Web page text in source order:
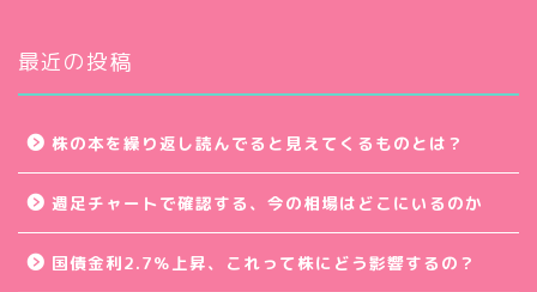
ブ
最近の投稿
株の本を繰り返し読んでると見えてくるものとは？
週足チャートで確認する、今の相場はどこにいるのか
国債金利2.7％上昇、これって株にどう影響するの？